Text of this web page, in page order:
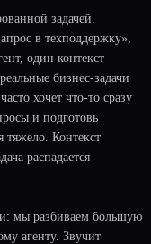
задачей.
в техподдержку»,
один контекст
бизнес-задачи
хочет что-то сразу
и подготовь
тяжело. Контекст
распадается
мы разбиваем большую
агенту. Звучит